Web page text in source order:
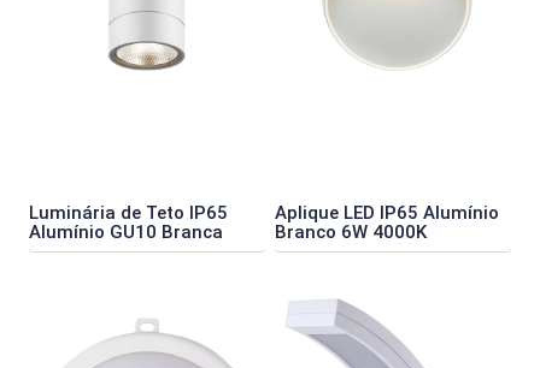
Luminária de Teto IP65
Alumínio GU10 Branca
Aplique LED IP65 Alumínio
Branco 6W 4000K